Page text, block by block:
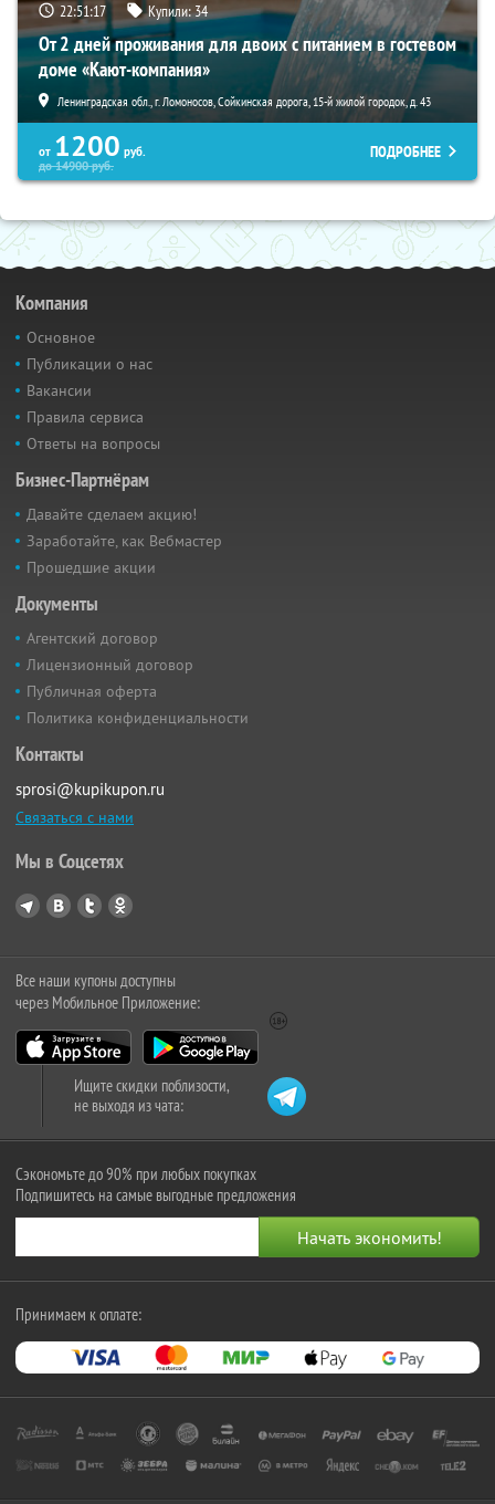
22:51:16 Купили:34
От 2 дней проживания для двоих с питанием в гостевом
доме «Кают-компания»
Ленинградская обл., г. Ломоносов, Сойкинская дорога, 15-й жилой городок, д. 43
от 1200 руб.
до14900руб.
ПОДРОБНЕЕ
Компания
Основное
Публикации о нас
Вакансии
Правила сервиса
Ответы на вопросы
Бизнес-Партнёрам
Давайте сделаем акцию!
Заработайте, как Вебмастер
Прошедшие акции
Документы
Агентский договор
Лицензионный договор
Публичная оферта
Политика конфиденциальности
Контакты
sprosi@kupikupon.ru
Связаться с нами
Мы в Соцсетях
Все наши купоны доступны
через Мобильное Приложение:
Ищите скидки поблизости,
не выходя из чата:
Сэкономьте до 90% при любых покупках
Подпишитесь на самые выгодные предложения
Принимаем к оплате: